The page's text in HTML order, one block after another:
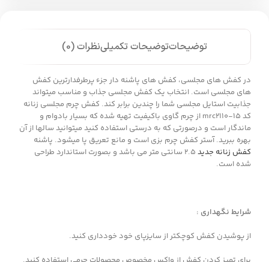
توضیحاتتوضیحات تکمیلینظرات (0)
در کفش های مجلسی، کفش های پاشنه دار جزء پرطرفدارترین کفش
های مجلسی است. انتخاب یک کفش مجلسی جذاب و مناسب میتواند
جذابیت استایل مجلسی شما را چندین برابر کند. کفش چرم مجلسی زنانه
کد mrc2110-15 از چرم گاوی باکیفیت تهیه شده که بسیار بادوام و
ماندگار است و درصورتی که به درستی استفاده کنید میتوانید سالها از آن
بهره ببرید. آستر کفش چرم بزی است و مانع تعریق پا میشود. پاشنه
کفش زنانه جدید
2.5 سانتی متر می باشد و بصورت استاندارد طراحی
شده است.
شرایط نگهداری :
از پوشیدن کفش کوچکتر از سایزپای خود خودداری کنید.